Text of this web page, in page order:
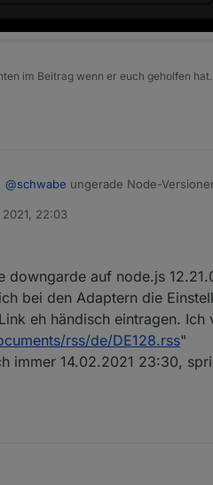
im Beitrag wenn er euch geholfen hat.
@schwabe ungerade Node-
Ich denke bei dir ist dann vielleicht
22:03
downgarde auf node.js
bei den Adaptern die
eh händisch eintragen. Ich
rss/de/DE128.rss"
immer 14.02.2021 23:30,